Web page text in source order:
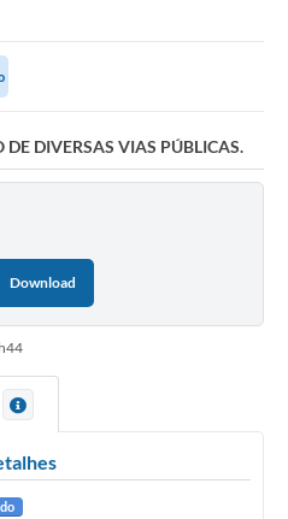
DIVERSAS VIAS PÚBLICAS.
Download